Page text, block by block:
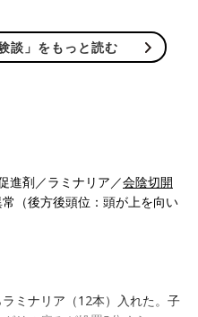
談」をもっと読む
進剤／ラミナリア／会陰切開
（後方後頭位：頭が上を向い
ミナリア（12本）入れた。子